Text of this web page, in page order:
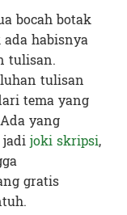
bocah botak
habisnya
tulisan.
tulisan
tema yang
yang
jadijoki skripsi,
gratis